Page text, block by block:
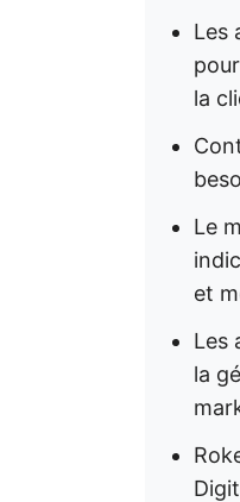
Les
la
Le
et
Les
la